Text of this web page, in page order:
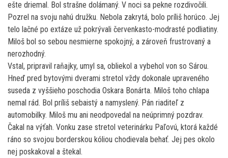
ešte driemal. Bol strašne dolámaný. V noci sa pekne rozdivočili.
Pozrel na svoju nahú družku. Nebola zakrytá, bolo príliš horúco. Jej
telo lačné po extáze už pokrývali červenkasto-modrasté podliatiny.
Miloš bol so sebou nesmierne spokojný, a zároveň frustrovaný a
nerozhodný.
Vstal, pripravil raňajky, umyl sa, obliekol a vybehol von so Sárou.
Hneď pred bytovými dverami stretol vždy dokonale upraveného
suseda z vyššieho poschodia Oskara Bonárta. Miloš toho chlapa
nemal rád. Bol príliš sebaistý a namyslený. Pán riaditeľ z
automobilky. Miloš mu ani neodpovedal na neúprimný pozdrav.
Čakal na výťah. Vonku zase stretol veterinárku Paľovú, ktorá každé
ráno so svojou borderskou kóliou chodievala behať. Jej pes okolo
nej poskakoval a štekal.